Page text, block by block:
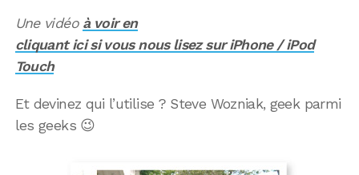
Une vidéo à voir en
cliquant ici si vous nous lisez sur iPhone / iPod
Touch
Et devinez qui l’utilise ? Steve Wozniak, geek parmi
les geeks 😉